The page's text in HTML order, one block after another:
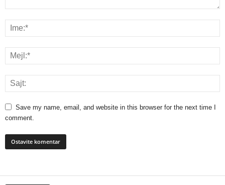
Save my name, email, and website in this browser for the next time I
comment.